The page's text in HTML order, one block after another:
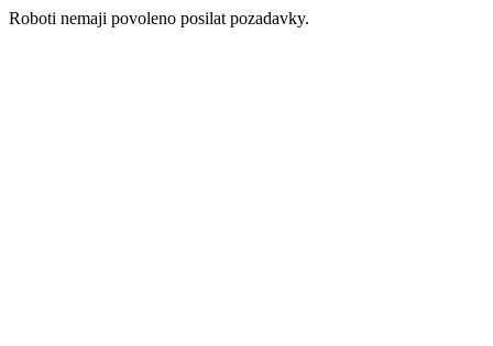
Roboti nemaji povoleno posilat pozadavky.